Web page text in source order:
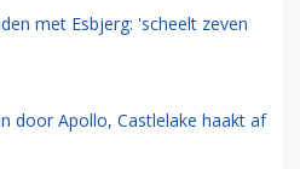
met Esbjerg: 'scheelt zeven
door Apollo, Castlelake haakt af